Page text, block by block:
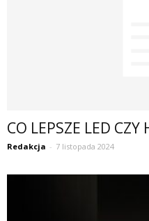
CO LEPSZE LED CZY
Redakcja - 7 listopada 2024